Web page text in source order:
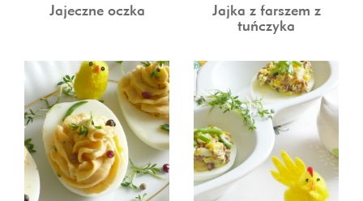
Jajeczne oczka
Jajka z farszem z
tuńczyka